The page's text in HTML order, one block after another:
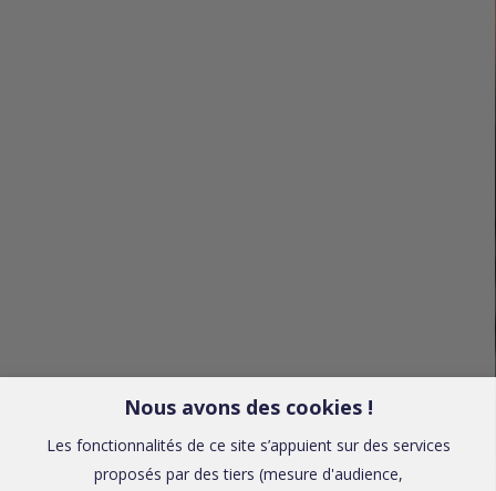
Nous avons des cookies !
Les fonctionnalités de ce site s’appuient sur des services
proposés par des tiers (mesure d'audience,